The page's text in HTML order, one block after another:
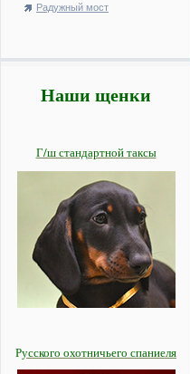
Радужный мост
Наши щенки
Г/ш стандартной таксы
Русского охотничьего спаниеля